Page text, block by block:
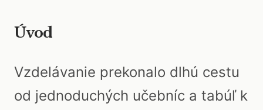
Úvod
Vzdelávanie prekonalo dlhú cestu
od jednoduchých učebníc a tabúľ k